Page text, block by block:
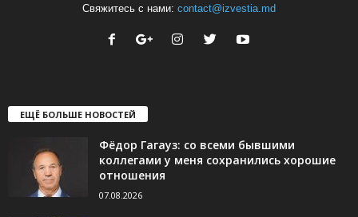
Свяжитесь с нами: contact@izvestia.md
ЕЩЁ БОЛЬШЕ НОВОСТЕЙ
Фёдор Гагауз: со всеми бывшими
коллегами у меня сохранились хорошие
отношения
07.08.2026